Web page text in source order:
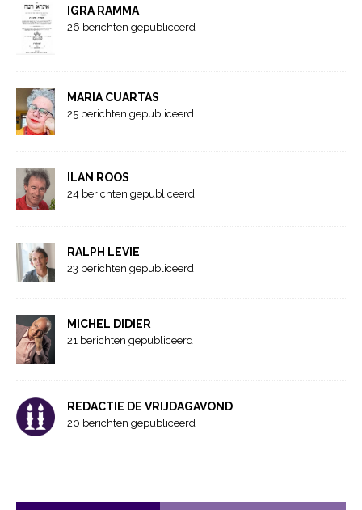
IGRA RAMMA
26 berichten gepubliceerd
MARIA CUARTAS
25 berichten gepubliceerd
ILAN ROOS
24 berichten gepubliceerd
RALPH LEVIE
23 berichten gepubliceerd
MICHEL DIDIER
21 berichten gepubliceerd
REDACTIE DE VRIJDAGAVOND
20 berichten gepubliceerd